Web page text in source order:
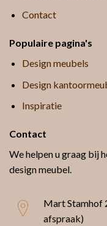
Contact
Populaire pagina's
Design meubels
Design
Inspiratie
Contact
We helpen u graag bij
design meubel.
Mart Stamhof
afspraak)